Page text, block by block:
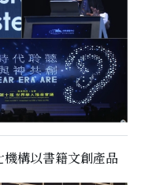
機構以書籍文創產品